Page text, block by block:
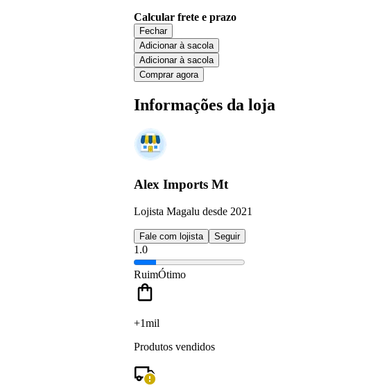
Calcular frete e prazo
Fechar
Adicionar à sacola
Adicionar à sacola
Comprar agora
Informações da loja
Alex Imports Mt
Lojista Magalu desde 2021
Fale com lojista Seguir
1.0
RuimÓtimo
+1mil
Produtos vendidos